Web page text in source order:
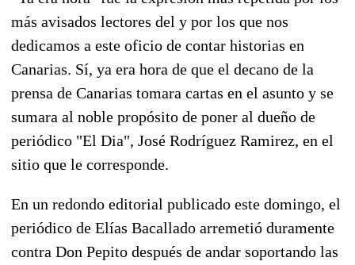
más avisados lectores del y por los que nos
dedicamos a este oficio de contar historias en
Canarias. Sí, ya era hora de que el decano de la
prensa de Canarias tomara cartas en el asunto y se
sumara al noble propósito de poner al dueño de
periódico "El Dia", José Rodríguez Ramirez, en el
sitio que le corresponde.
En un redondo editorial publicado este domingo, el
periódico de Elías Bacallado arremetió duramente
contra Don Pepito después de andar soportando las